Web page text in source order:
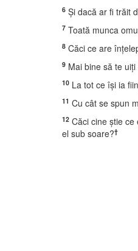
6 Şi dacă ar fi trăit
7 Toată munca
8 Căci ce are
9 Mai bine să te
10 La tot ce îşi ia
11 Cu cât se spun
12 Căci cine ştie
el sub soare?†